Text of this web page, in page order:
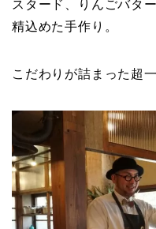
スタード、りんごバタ
精込めた手作り。
こだわりが詰まった超